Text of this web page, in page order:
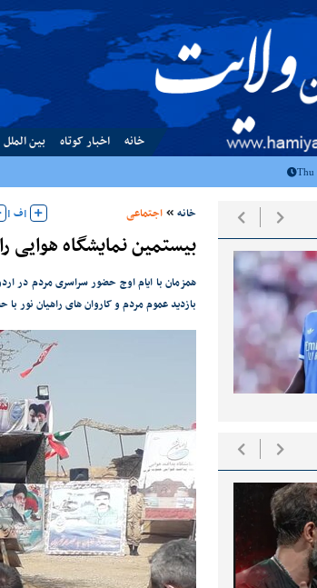
خانه اخبار کوتاه بین الملل
خانه اجتماعی |ف |
بیستمین نمایشگاه هوایی
همزمان با ایام اوج حضور سراسری مردم در
بازدید عموم مردم و کاروان های راهیان نور